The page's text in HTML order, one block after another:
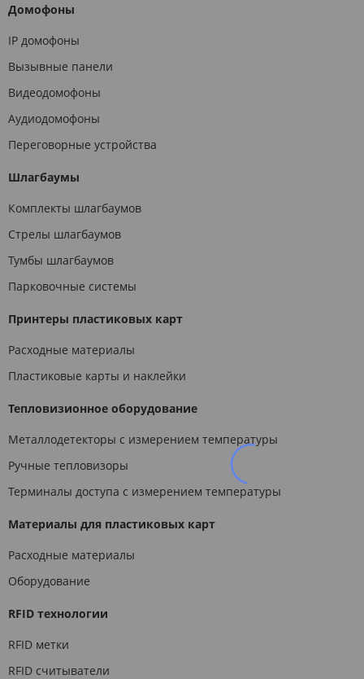
Домофоны
IP домофоны
Вызывные панели
Видеодомофоны
Аудиодомофоны
Переговорные устройства
Шлагбаумы
Комплекты шлагбаумов
Стрелы шлагбаумов
Тумбы шлагбаумов
Парковочные системы
Принтеры пластиковых карт
Расходные материалы
Пластиковые карты и наклейки
Тепловизионное оборудование
Металлодетекторы с измерением температуры
Ручные тепловизоры
Терминалы доступа с измерением температуры
Материалы для пластиковых карт
Расходные материалы
Оборудование
RFID технологии
RFID метки
RFID считыватели